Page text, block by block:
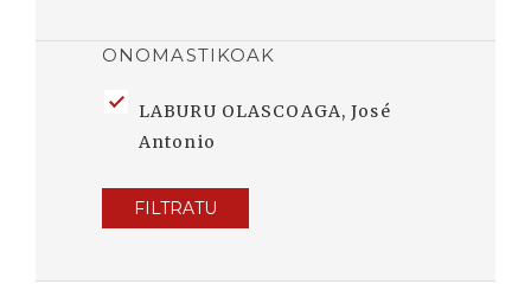
ONOMASTIKOAK
LABURU OLASCOAGA, José
Antonio
FILTRATU